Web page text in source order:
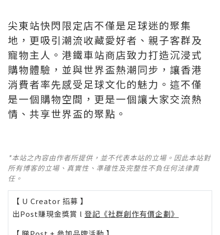
尖東站快閃限定店不僅是足球迷的聚集
地，更吸引潮流收藏愛好者、親子客群及
寵物主人。港鐵車站商店致力打造沉浸式
購物體驗，並與世界盃熱潮同步，讓香港
消費者率先感受足球文化的魅力。這不僅
是一個購物空間，更是一個讓大家交流熱
情、共享世界盃的聚點。
*本站之內容由作者所提供，並不代表本站的立場。因此本站對
所有博客的立場、真實性、準確性及完整性不負任何法律責
任。
【 U Creator 招募 】
出Post賺現金獎賞 l 登記《社群創作有價企劃》